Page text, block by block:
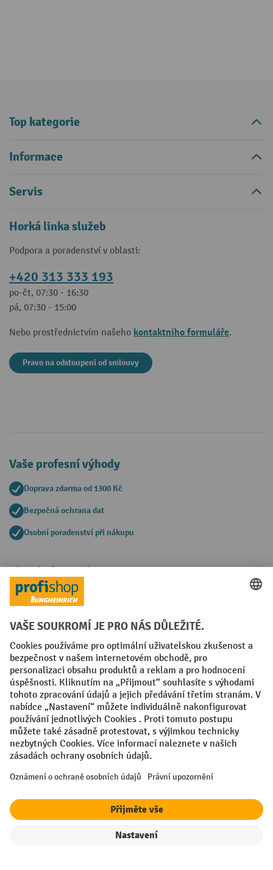
Top kategorie
Informace
Servis
Horká linka služeb
Podpora a poradenství v oblasti:
+420 313 333 193
po-čt, 07:30 - 16:30
pá, 07:30 - 15:00
Nebo prostřednictvím našeho kontaktního formuláře.
Pravo na odstoupeni od smlouvy
Vaše profesní výhody
Doprava zdarma od 1300 Kč
Bezpečná ochrana dat
Osobní poradenství při nákupu
Platební metody
Faktura
Sociální sítě
Facebook
YouTube
LinkedIn
VODP Otisk
Prohlášení o ochraně osobních údajů
Nastavení ochrany osobních údajů
All prices excl. VAT plus shipping costs and possible delivery charges,
if not stated otherwise.